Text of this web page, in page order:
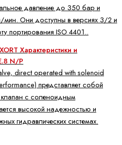
давление до 350 бар и
Они доступны в версиях 3/2 и
портирования ISO 4401..
Характеристики и
N/P
direct operated with solenoid
представляет собой
с соленоидным
высокой надежностью и
гидравлических системах.